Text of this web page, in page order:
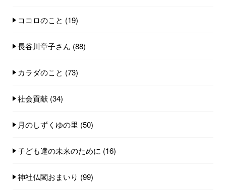
ココロのこと (19)
長谷川章子さん (88)
カラダのこと (73)
社会貢献 (34)
月のしずくゆの里 (50)
子ども達の未来のために (16)
神社仏閣おまいり (99)